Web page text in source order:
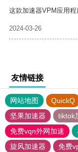
这款加速器VPM应用程
2024-03-26
友情链接
网站地图 QuickQ
坚果加速器
tiktok
免费vqn外网加速
旋风加速器
免费